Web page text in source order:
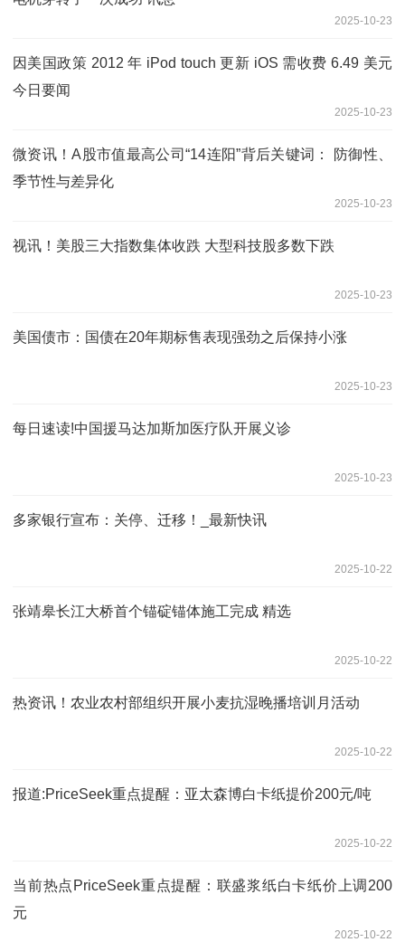
2025-10-23
因美国政策 2012 年 iPod touch 更新 iOS 需收费 6.49 美元
今日要闻
2025-10-23
微资讯！A股市值最高公司“14连阳”背后关键词： 防御性、
季节性与差异化
2025-10-23
视讯！美股三大指数集体收跌 大型科技股多数下跌
2025-10-23
美国债市：国债在20年期标售表现强劲之后保持小涨
2025-10-23
每日速读!中国援马达加斯加医疗队开展义诊
2025-10-23
多家银行宣布：关停、迁移！_最新快讯
2025-10-22
张靖皋长江大桥首个锚碇锚体施工完成 精选
2025-10-22
热资讯！农业农村部组织开展小麦抗湿晚播培训月活动
2025-10-22
报道:PriceSeek重点提醒：亚太森博白卡纸提价200元/吨
2025-10-22
当前热点PriceSeek重点提醒：联盛浆纸白卡纸价上调200
元
2025-10-22